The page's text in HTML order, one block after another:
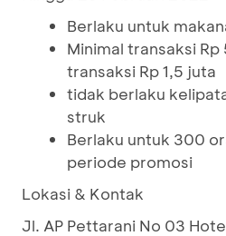
Berlaku untuk
Minimal transaksi
transaksi Rp 1,5 juta
tidak berlaku
struk
Berlaku untuk 300
periode promosi
Lokasi & Kontak
Jl. AP Pettarani No 03